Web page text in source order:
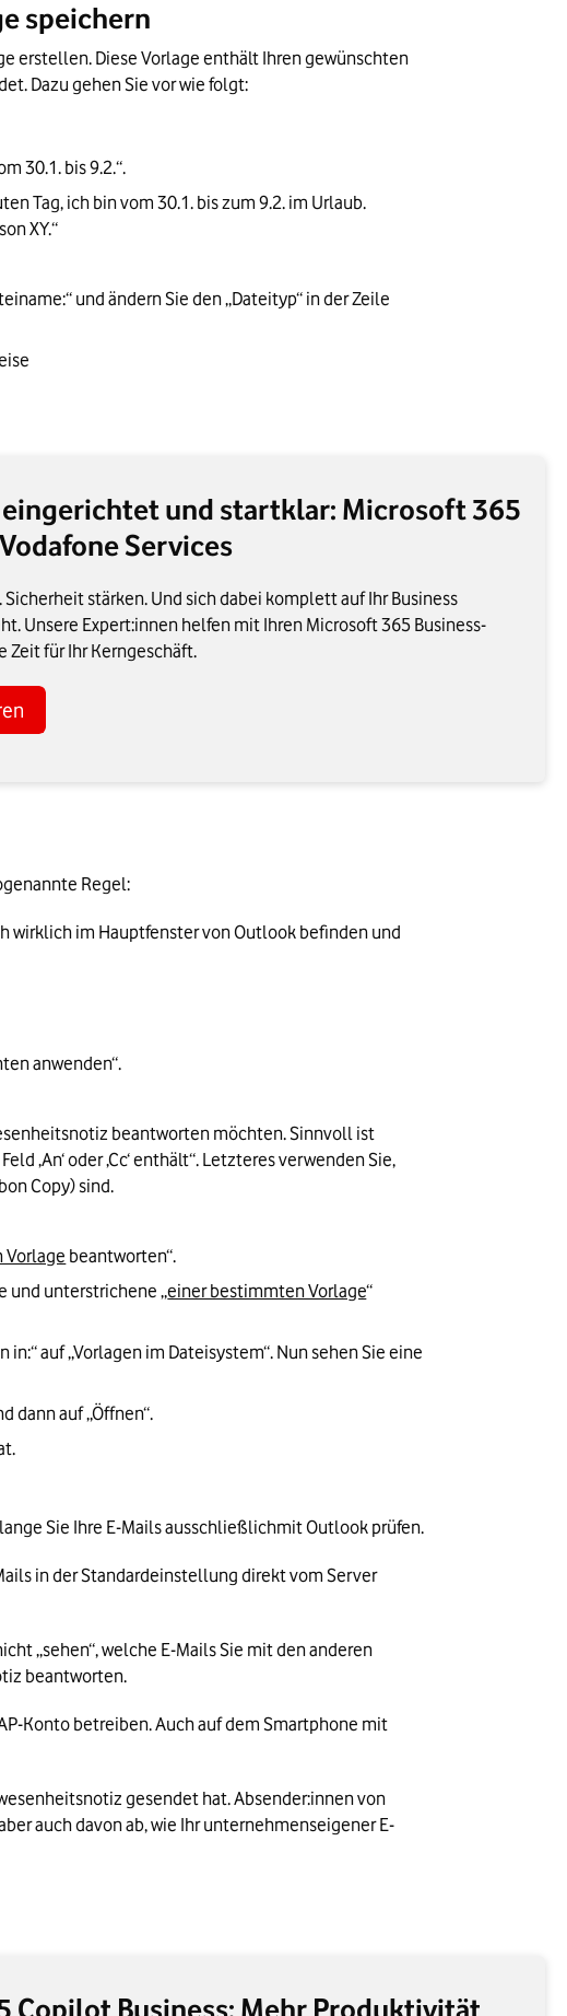
speichern
erstellen. Diese Vorlage enthält Ihren gewünschten
Dazu gehen Sie vor wie folgt:
30.1. bis 9.2.“.
Tag, ich bin vom 30.1. bis zum 9.2. im Urlaub.
XY.“
und ändern Sie den „Dateityp“ in der Zeile
und startklar: Microsoft 365
Services
stärken. Und sich dabei komplett auf Ihr Business
Unsere Expert:innen helfen mit Ihren Microsoft 365 Business-
Zeit für Ihr Kerngeschäft.
Regel:
wirklich im Hauptfenster von Outlook befinden und
anwenden“.
beantworten möchten. Sinnvoll ist
‚An‘ oder ‚Cc‘ enthält“. Letzteres verwenden Sie,
Copy) sind.
beantworten“.
und unterstrichene „einer bestimmten Vorlage“
auf „Vorlagen im Dateisystem“. Nun sehen Sie eine
dann auf „Öffnen“.
in der Standardeinstellung direkt vom Server
„sehen“, welche E-Mails Sie mit den anderen
beantworten.
gesendet hat. Absender:innen von
auch davon ab, wie Ihr unternehmenseigener E-
Copilot Business: Mehr Produktivität